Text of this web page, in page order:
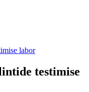
labor
testimise